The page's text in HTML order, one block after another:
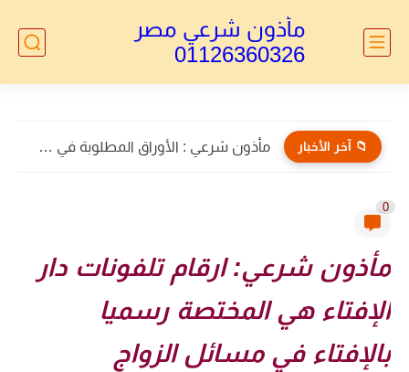
مأذون شرعي مصر
01126360326
📁 آخر الأخبار مأذون شرعي : الأوراق المطلوبة في طلاق الأجانب 2026...
0
مأذون شرعي: ارقام تلفونات دار
الإفتاء هي المختصة رسميا
بالإفتاء في مسائل الزواج